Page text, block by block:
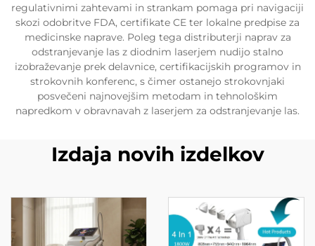
regulativnimi zahtevami in strankam pomaga pri navigaciji
skozi odobritve FDA, certifikate CE ter lokalne predpise za
medicinske naprave. Poleg tega distributerji naprav za
odstranjevanje las z diodnim laserjem nudijo stalno
izobraževanje prek delavnice, certifikacijskih programov in
strokovnih konferenc, s čimer ostanejo strokovnjaki
posvečeni najnovejšim metodam in tehnološkim
napredkom v obravnavah z laserjem za odstranjevanje las.
Izdaja novih izdelkov